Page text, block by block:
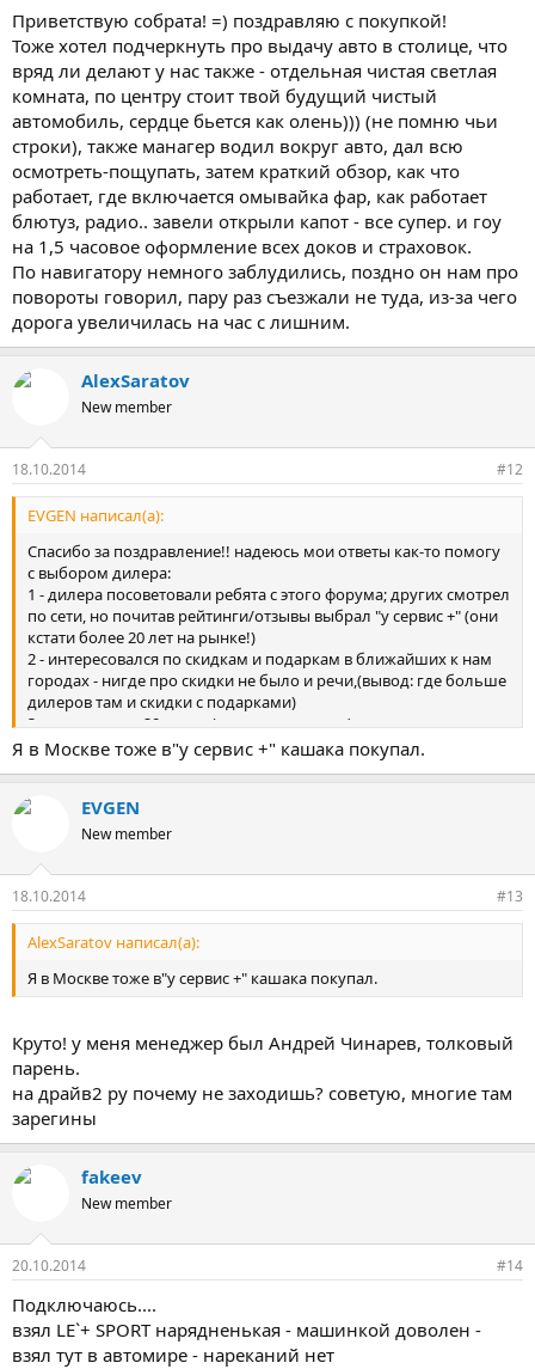
4500 GSM 27т р. в подарок коврики и сетку пришлось купить 10
т р. за цвет белый перламутр 14 т р сделали тоже скидку деньги
не взяли. Через неделю поехал за своей ласточкой там в
Москве по другому, машина стояла в презентационной
комнате накрытая красной материей,когда завели всё красиво
и перед нами скидывают материю и вот она белая
красавица,минут 40 менеджер ходил и рассказывал про авто
где что включается и выключается.Мы с женой остались
довольны и ещё NISSAN сделал скидку 5 т.р на КАСКО если
застрахуем у них в салоне обошлось 32 т р. В 2010г покупал
кашкай в салоне NISSAN Восток моторс студенческий городок
так там машину в тех зоне получал темно нечего не видно
царапину и не увидел на пороге задней двери потом было
поздно.Машиной доволен!!! не считая мелочей.
Приветствую собрата! =) поздравляю с покупкой!
Тоже хотел подчеркнуть про выдачу авто в столице, что
вряд ли делают у нас также - отдельная чистая светлая
комната, по центру стоит твой будущий чистый
автомобиль, сердце бьется как олень))) (не помню чьи
строки), также манагер водил вокруг авто, дал всю
осмотреть-пощупать, затем краткий обзор, как что
работает, где включается омывайка фар, как работает
блютуз, радио.. завели открыли капот - все супер. и гоу
на 1,5 часовое оформление всех доков и страховок.
По навигатору немного заблудились, поздно он нам про
повороты говорил, пару раз съезжали не туда, из-за чего
дорога увеличилась на час с лишним.
AlexSaratov
New member
18.10.2014 #12
EVGEN написал(а):
Спасибо за поздравление!! надеюсь мои ответы как-то помогу
с выбором дилера:
1 - дилера посоветовали ребята с этого форума; других смотрел
по сети, но почитав рейтинги/отзывы выбрал "у сервис +" (они
кстати более 20 лет на рынке!)
2 - интересовался по скидкам и подаркам в ближайших к нам
городах - нигде про скидки не было и речи,(вывод: где больше
дилеров там и скидки с подарками)
3 - скидку дали 20 тысяч (+ ковры и защита), также у них
установил за 7500 шумку колесных арок, многие пишут это
надо делать, не пожалел - на скорости 140 в машине общались
4 - предоплата 30 тысяч (предупредили сразу, если вдруг отказ
с моей стороны, то 10 у них остается)
дня сделал предоплату), приехал - получил - уехал)
6 - без страховки ездить нельзя, оформили на месте осаго! за
каску просили 60 т.р. не делал, но сделал защиту от угона
7 - брал за свои, наликом.
Удачного выбора и покупки! советую брать в Москве. Я
сэкономил около 30 т.р.
Я в Москве тоже в"у сервис +" кашака покупал.
EVGEN
New member
18.10.2014 #13
AlexSaratov написал(а):
Я в Москве тоже в"у сервис +" кашака покупал.
Круто! у меня менеджер был Андрей Чинарев, толковый
парень.
на драйв2 ру почему не заходишь? советую, многие там
зарегины
fakeev
New member
20.10.2014 #14
Подключаюсь....
взял LE`+ SPORT нарядненькая - машинкой доволен -
взял тут в автомире - нареканий нет